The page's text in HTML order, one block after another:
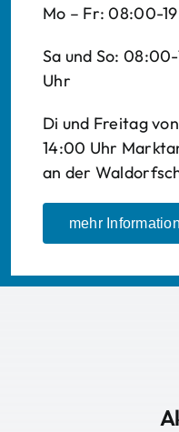
Mo – Fr: 08:00-
Sa und So:
Uhr
Di und Freitag
14:00 Uhr
an der
mehr